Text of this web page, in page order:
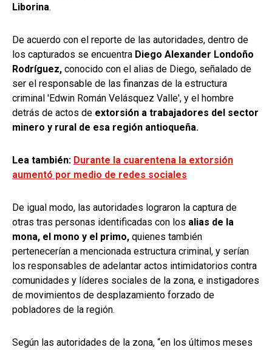
Liborina.
De acuerdo con el reporte de las autoridades, dentro de
los capturados se encuentra Diego Alexander Londoño
Rodríguez, conocido con el alias de Diego, señalado de
ser el responsable de las finanzas de la estructura
criminal 'Edwin Román Velásquez Valle', y el hombre
detrás de actos de extorsión a trabajadores del sector
minero y rural de esa región antioqueña.
Lea también: Durante la cuarentena la extorsión
aumentó por medio de redes sociales
De igual modo, las autoridades lograron la captura de
otras tras personas identificadas con los alias de la
mona, el mono y el primo, quienes también
pertenecerían a mencionada estructura criminal, y serían
los responsables de adelantar actos intimidatorios contra
comunidades y líderes sociales de la zona, e instigadores
de movimientos de desplazamiento forzado de
pobladores de la región.
Según las autoridades de la zona, “en los últimos meses